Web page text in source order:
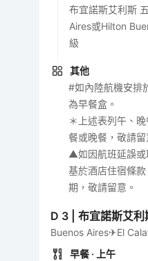
布宜諾斯艾利斯
Aires或Hilton
級
其他
#如內陸航機安排
為早餐盒。
＊上述表列午、
餐或晚餐，敬請留
▲如因航班延誤或
基於酒店住宿條
期，敬請留意。
D 3 |布宜諾斯艾
Buenos Aires✈El
早餐 · 上午